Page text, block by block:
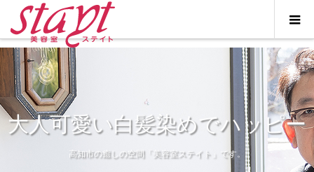
大人可愛い白髪染めでハッピー
高知市の癒しの空間「美容室ステイト」です。